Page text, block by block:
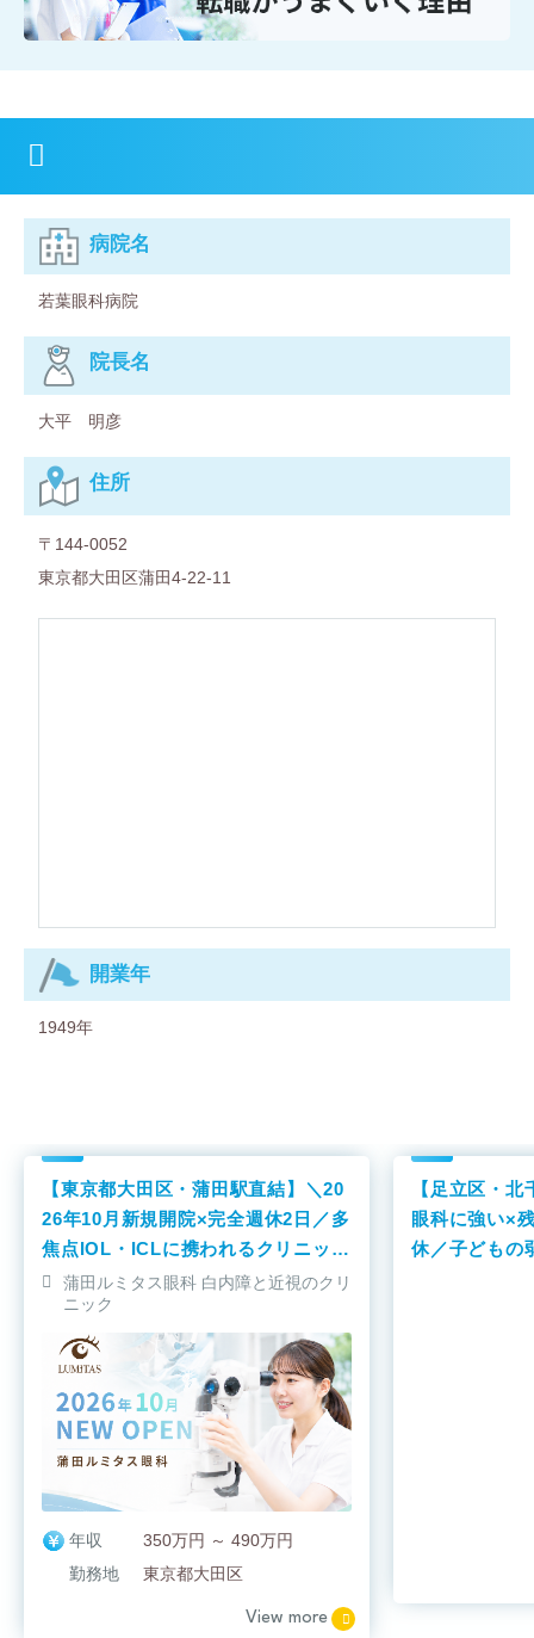
病院名
若葉眼科病院
院⻑名
大平 明彦
住所
〒144-0052
東京都大田区蒲田4-22-11
開業年
1949年
【東京都大田区・蒲田駅直結】＼20
26年10月新規開院×完全週休2日／多
焦点IOL・ICLに携われるクリニック
です！
蒲田ルミタス眼科 白内障と近視のクリ
ニック
年収
350万円 ～ 490万円
勤務地
東京都大田区
View more
【足立区・
眼科に強い×
休／子どもの